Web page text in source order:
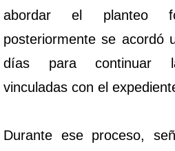
abordar el planteo
posteriormente se acordó
días para continuar
vinculadas con el
Durante ese proceso,